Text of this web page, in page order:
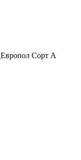
Европол Cорт А